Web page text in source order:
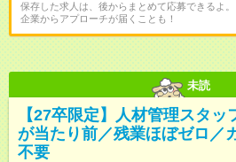
保存した求人は、後からまとめて応募できるよ。
企業からアプローチが届くことも！
未読
【27卒限定】人材管理スタ
が当たり前／残業ほぼゼロ／
不要